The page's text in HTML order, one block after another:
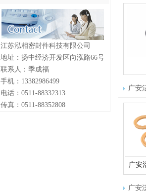
江苏泓相密封件科技有限公司
地址：扬中经济开发区向泓路66号
联系人：季成福
手机：13382986499
电话：0511-88332313
传真：0511-88352808
广安
广安
广安